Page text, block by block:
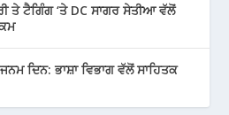
ਤੇ ਟੈਗਿੰਗ ‘ਤੇ DC ਸਾਗਰ ਸੇਤੀਆ ਵੱਲੋਂ
ਦਿਨ: ਭਾਸ਼ਾ ਵਿਭਾਗ ਵੱਲੋਂ ਸਾਹਿਤਕ